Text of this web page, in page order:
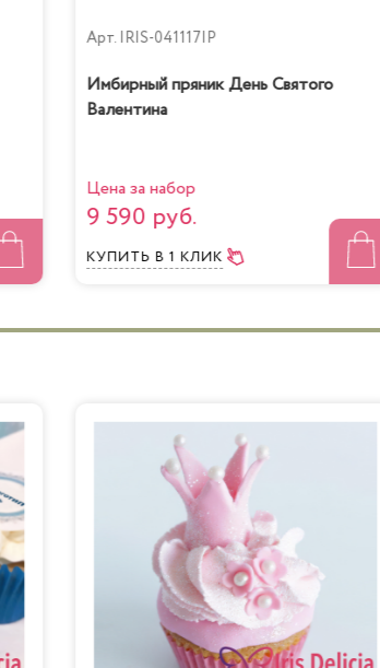
Арт. IRIS-041117IP
Имбирный пряник День Святого
Валентина
Цена за набор
9 590 руб.
КУПИТЬ В 1 КЛИК